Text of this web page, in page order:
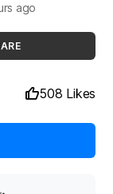
ago
508 Likes